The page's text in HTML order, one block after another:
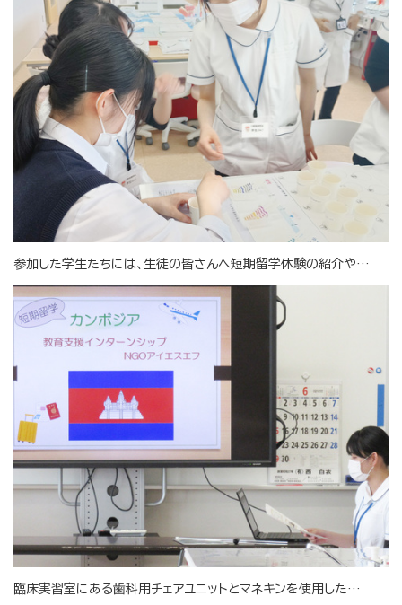
参加した学生たちには、生徒の皆さんへ短期留学体験の紹介や…
臨床実習室にある歯科用チェアユニットとマネキンを使用した…